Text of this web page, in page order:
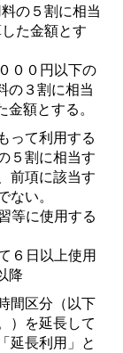
の５割に相当
た金額とす
００円以下の
の３割に相当
金額とする。
って利用する
５割に相当す
前項に該当す
ない。
等に使用する
６日以上使用
降
間区分（以下
）を延長して
延長利用」と